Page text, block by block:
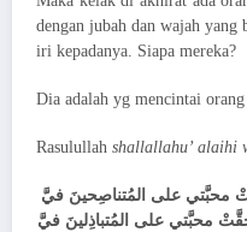
dengan jubah dan wajah yang
iri kepadanya. Siapa mereka?
Dia adalah yg mencintai
Rasulullah shallallahu’ alaihi
محبَّتي على المُتناصِحينَ فيَّ
محبَّتي على المُتباذِلينَ فيَّ